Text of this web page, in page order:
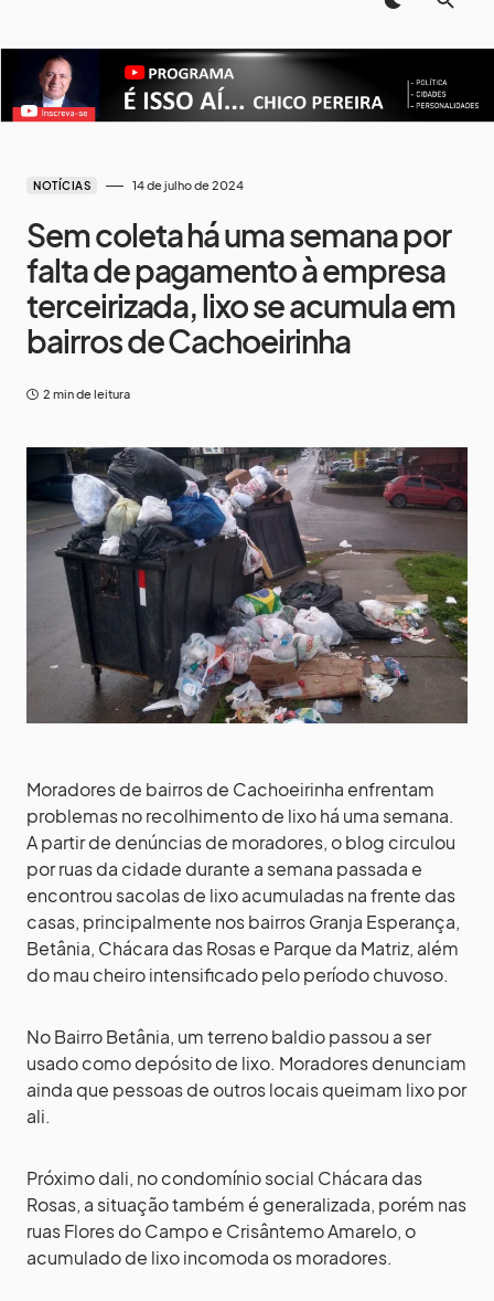
NOTÍCIAS 14 de julho de 2024
Sem coleta há uma semana por
falta de pagamento à empresa
terceirizada, lixo se acumula em
bairros de Cachoeirinha
2 min de leitura
Moradores de bairros de Cachoeirinha enfrentam
problemas no recolhimento de lixo há uma semana.
A partir de denúncias de moradores, o blog circulou
por ruas da cidade durante a semana passada e
encontrou sacolas de lixo acumuladas na frente das
casas, principalmente nos bairros Granja Esperança,
Betânia, Chácara das Rosas e Parque da Matriz, além
do mau cheiro intensificado pelo período chuvoso.
No Bairro Betânia, um terreno baldio passou a ser
usado como depósito de lixo. Moradores denunciam
ainda que pessoas de outros locais queimam lixo por
ali.
Próximo dali, no condomínio social Chácara das
Rosas, a situação também é generalizada, porém nas
ruas Flores do Campo e Crisântemo Amarelo, o
acumulado de lixo incomoda os moradores.